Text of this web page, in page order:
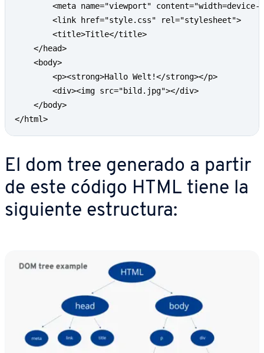
<meta name="viewport" content="width=device-
        <link href="style.css" rel="stylesheet">
        <title>Title</title>
    </head>
    <body>
        <p><strong>Hallo Welt!</strong></p>
        <div><img src="bild.jpg"></div>
    </body>
</html>
El dom tree generado a partir
de este código HTML tiene la
siguiente es­tru­c­tu­ra: